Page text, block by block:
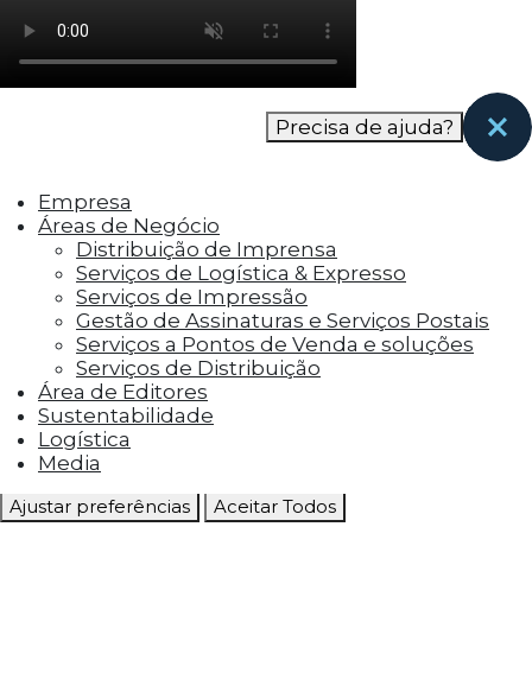
como os visitantes interagem com o site. Esses
cookies ajudam a fornecer informações sobre
as métricas do número de visitantes, taxa de
rejeição, origem do tráfego, etc.
funcionalidades, como compartilhar o
conteúdo do site em plataformas de social
media, coletar feedbacks e outros recursos de
terceiros.
Cookies Marketing
Os cookies de marketing são usados para
entregar aos visitantes anúncios
personalizados com base nas páginas que eles
visitaram antes e analisar a eficácia da
campanha publicitária.
Ajustar preferências Aceitar Todos
Precisa de ajuda?
Empresa
Áreas de Negócio
Distribuição de Imprensa
Serviços de Logística & Expresso
Serviços de Impressão
Gestão de Assinaturas e Serviços Postais
Serviços a Pontos de Venda e soluções
Serviços de Distribuição
Área de Editores
Sustentabilidade
Logística
Media